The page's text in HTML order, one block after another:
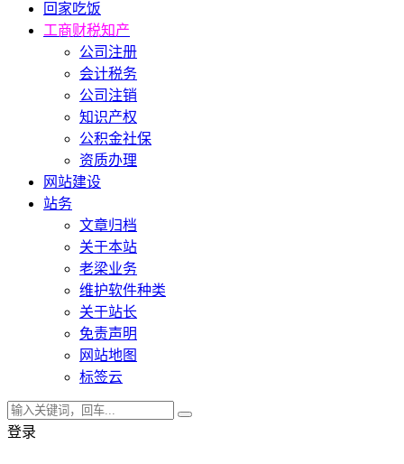
回家吃饭
工商财税知产
公司注册
会计税务
公司注销
知识产权
公积金社保
资质办理
网站建设
站务
文章归档
关于本站
老梁业务
维护软件种类
关于站长
免责声明
网站地图
标签云
登录